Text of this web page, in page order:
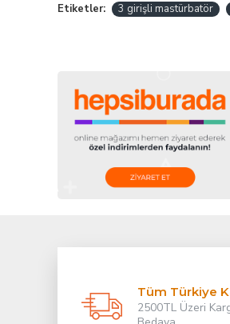
Etiketler: 3 girişli mastürbatör
Tüm Türkiye
2500TL Üzeri